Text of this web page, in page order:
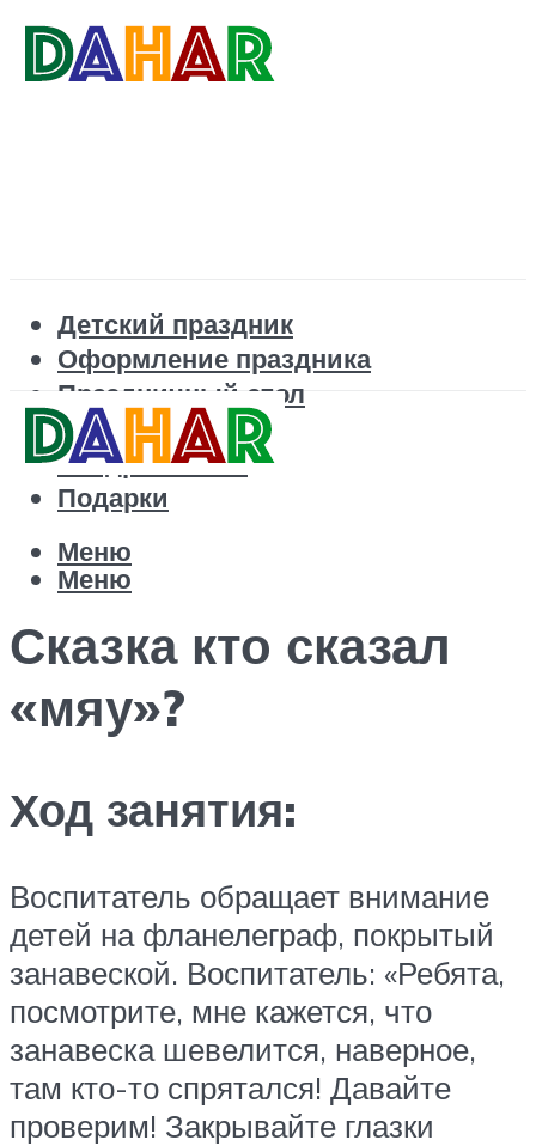
Детский праздник
Оформление праздника
Праздничный стол
Корпоратив
Поздравления
Подарки
Меню
Меню
Сказка кто сказал
«мяу»?
Ход занятия:
Воспитатель обращает внимание
детей на фланелеграф, покрытый
занавеской. Воспитатель: «Ребята,
посмотрите, мне кажется, что
занавеска шевелится, наверное,
там кто-то спрятался! Давайте
проверим! Закрывайте глазки